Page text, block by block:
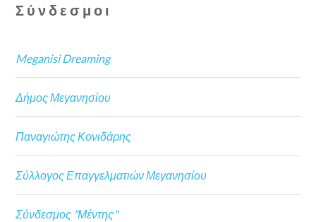
Σύνδεσμοι
Meganisi Dreaming
Δήμος Μεγανησίου
Παναγιώτης Κονιδάρης
Σύλλογος Επαγγελματιών Μεγανησίου
Σύνδεσμος "Μέντης"